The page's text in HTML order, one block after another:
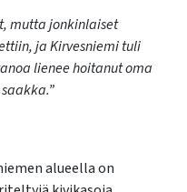
mutta jonkinlaiset
ja Kirvesniemi tuli
lienee hoitanut oma
alueella on